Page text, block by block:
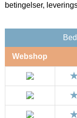
betingelser,
Webshop